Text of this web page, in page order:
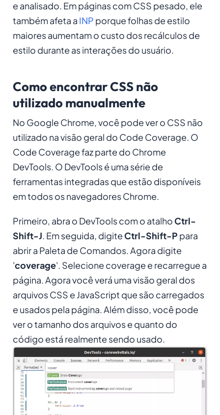
e analisado. Em páginas com CSS pesado, ele
também afeta a INP porque folhas de estilo
maiores aumentam o custo dos recálculos de
estilo durante as interações do usuário.
Como encontrar CSS não
utilizado manualmente
No Google Chrome, você pode ver o CSS não
utilizado na visão geral do Code Coverage. O
Code Coverage faz parte do Chrome
DevTools. O DevTools é uma série de
ferramentas integradas que estão disponíveis
em todos os navegadores Chrome.
Primeiro, abra o DevTools com o atalho Ctrl-
Shift-J . Em seguida, digite Ctrl-Shift-P para
abrir a Paleta de Comandos. Agora digite
'coverage'. Selecione coverage e recarregue a
página. Agora você verá uma visão geral dos
arquivos CSS e JavaScript que são carregados
e usados pela página. Além disso, você pode
ver o tamanho dos arquivos e quanto do
código está realmente sendo usado.